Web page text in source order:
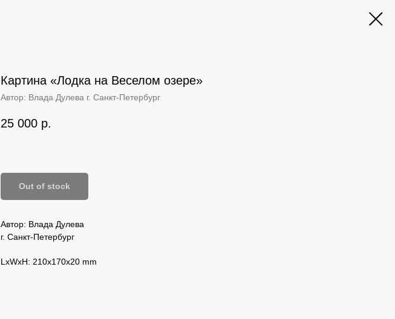
Картина «‎Лодка на Веселом озере»‎
Автор: Влада Дулева г. Санкт-Петербург
25 000 р.
Out of stock
Автор: Влада Дулева
г. Санкт-Петербург
LxWxH: 210x170x20 mm